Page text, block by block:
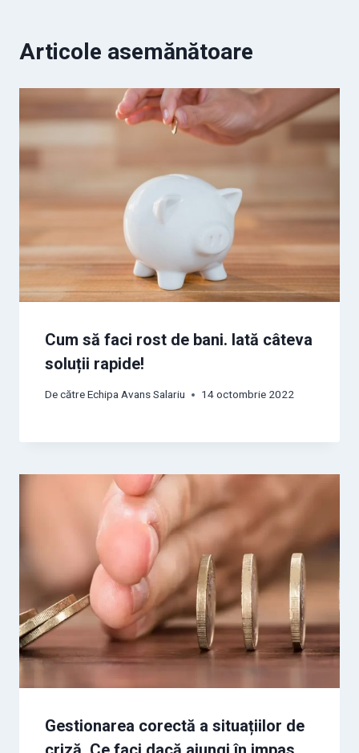
Articole asemănătoare
Cum să faci rost de bani. Iată câteva
soluții rapide!
De cătreEchipa Avans Salariu 14 octombrie 2022
Gestionarea corectă a situațiilor de